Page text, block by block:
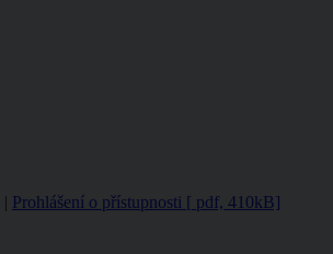
| Prohlášení o přístupnosti [ pdf, 410kB]